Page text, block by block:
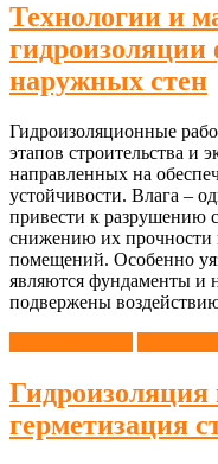
Технологии и
гидроизоляции
наружных стен
Гидроизоляционные
этапов строительства и
направленных на
устойчивости. Влага –
привести к разрушению
снижению их прочности
помещений. Особенно
являются фундаменты и
подвержены
герметизация